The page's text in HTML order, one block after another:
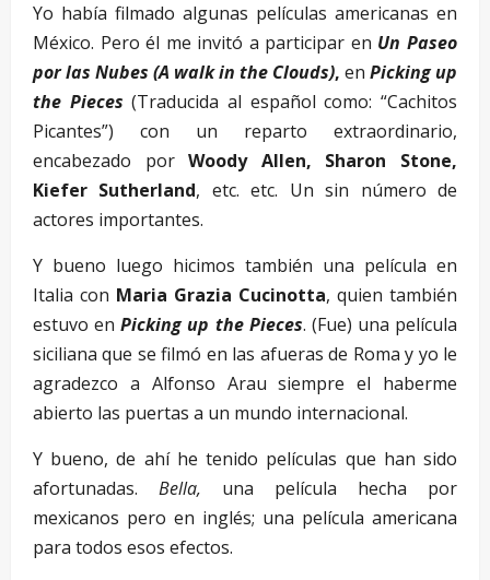
Yo había filmado algunas películas americanas en
México. Pero él me invitó a participar en Un Paseo
por las Nubes (A walk in the Clouds), en Picking up
the Pieces (Traducida al español como: “Cachitos
Picantes”) con un reparto extraordinario,
encabezado porWoody Allen, Sharon Stone,
Kiefer Sutherland, etc. etc. Un sin número de
actores importantes.
Y bueno luego hicimos también una película en
Italia con Maria Grazia Cucinotta, quien también
estuvo enPicking up the Pieces. (Fue) una película
siciliana que se filmó en las afueras de Roma y yo le
agradezco a Alfonso Arau siempre el haberme
abierto las puertas a un mundo internacional.
Y bueno, de ahí he tenido películas que han sido
afortunadas. Bella, una película hecha por
mexicanos pero en inglés; una película americana
para todos esos efectos.